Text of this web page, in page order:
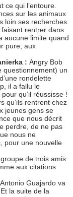
ce qui l’entoure.
sur les animaux
loin ses recherches.
rentrer dans
aucune limite quand
pure, aux
: Angry Bob
questionnement) un
rondelette
il a fallu le
qu’il réussisse !
qu’ils rentrent chez
jeunes gens se
que nous décrit
perdre, de ne pas
nous ne
pour une nouvelle
de trois amis
aux citations
Antonio Guajardo va
la suite de la